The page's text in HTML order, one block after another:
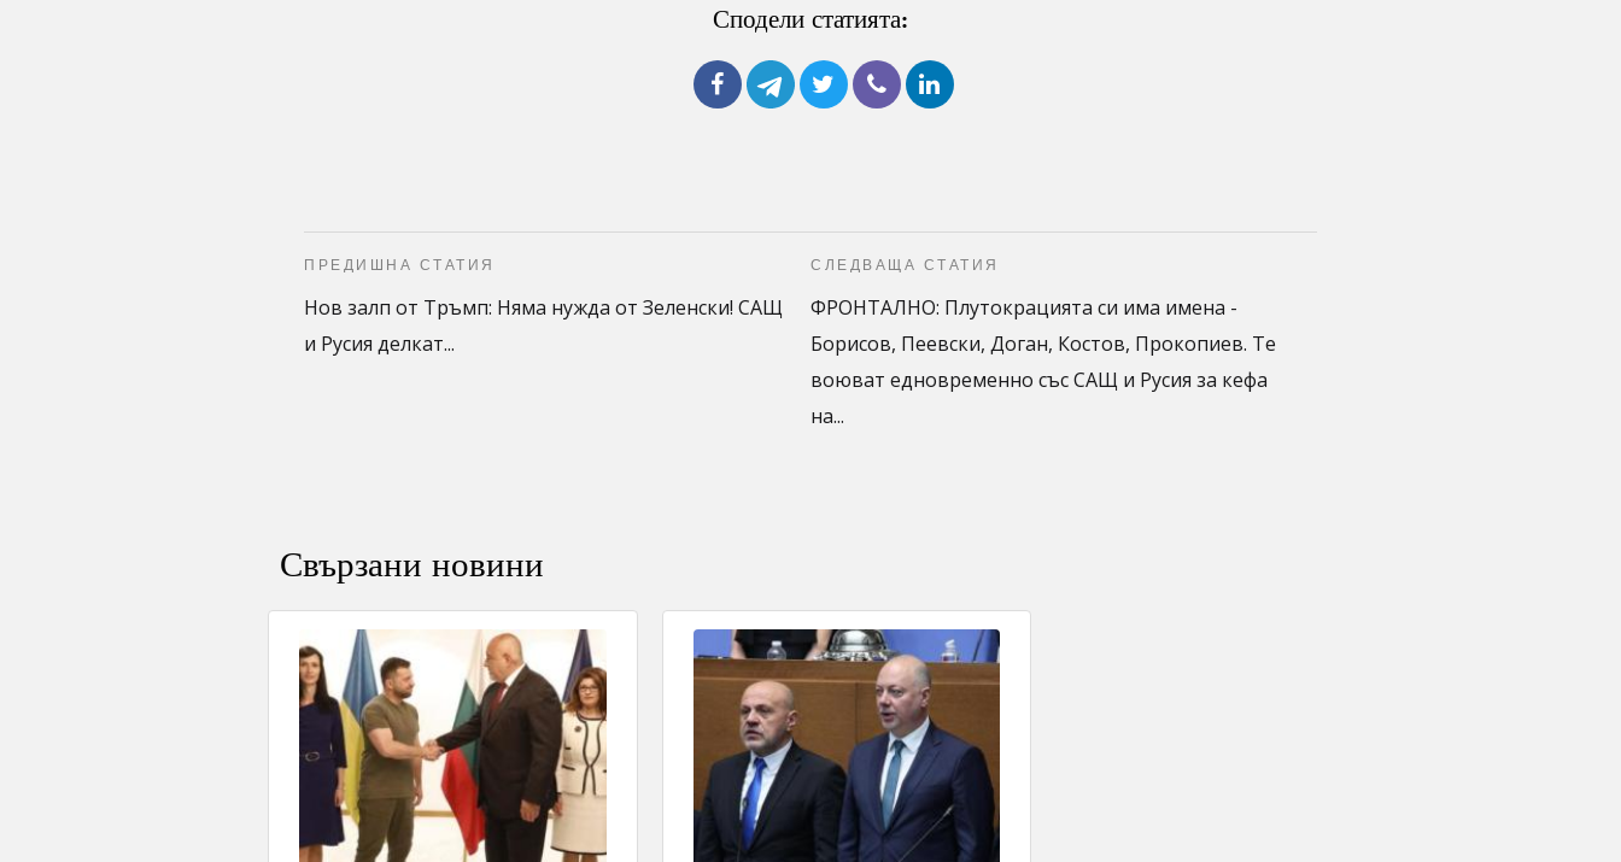
Сподели статията:
ПРЕДИШНА СТАТИЯ
Нов залп от Тръмп: Няма нужда от Зеленски! САЩ
и Русия делкат...
СЛЕДВАЩА СТАТИЯ
ФРОНТАЛНО: Плутокрацията си има имена -
Борисов, Пеевски, Доган, Костов, Прокопиев. Те
воюват едновременно със САЩ и Русия за кефа
на...
Свързани новини